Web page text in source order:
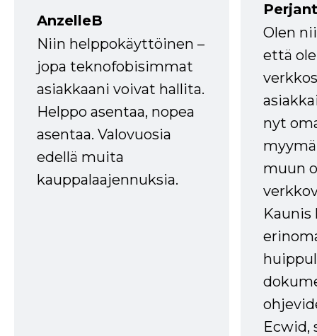
AnzelleB
Niin helppokäyttöinen –
jopa teknofobisimmat
asiakkaani voivat hallita.
Helppo asentaa, nopea
asentaa. Valovuosia
edellä muita
kauppalaajennuksia.
Olen
että
nyt
muun
Kaunis
Ecwid,